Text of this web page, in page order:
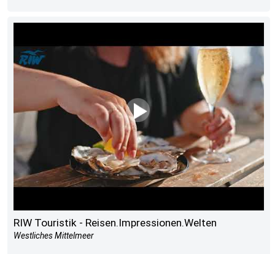
RIW Touristik - Reisen.Impressionen.Welten
Westliches Mittelmeer